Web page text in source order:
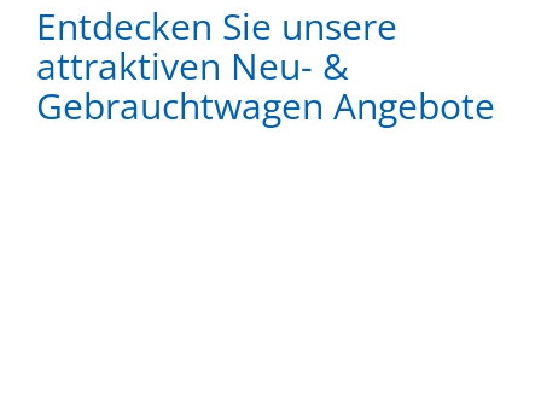
Entdecken Sie unsere
attraktiven Neu- &
Gebrauchtwagen Angebote